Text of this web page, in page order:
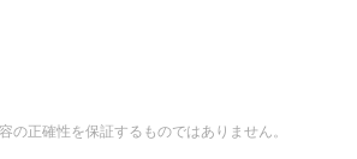
正確性を保証するものではありません。